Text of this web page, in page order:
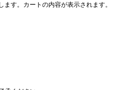
す。カートの内容が表示されます。